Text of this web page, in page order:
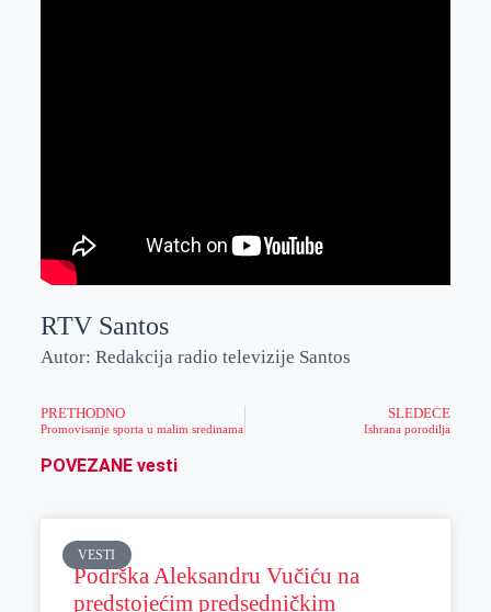
RTV Santos
Autor: Redakcija radio televizije Santos
PRETHODNO
Promovisanje sporta u malim sredinama
SLEDEĆE
Ishrana porodilja
POVEZANE vesti
VESTI
Podrška Aleksandru Vučiću na
predstojećim predsedničkim